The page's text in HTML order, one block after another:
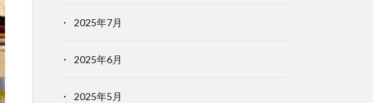
2025年7月
2025年6月
2025年5月